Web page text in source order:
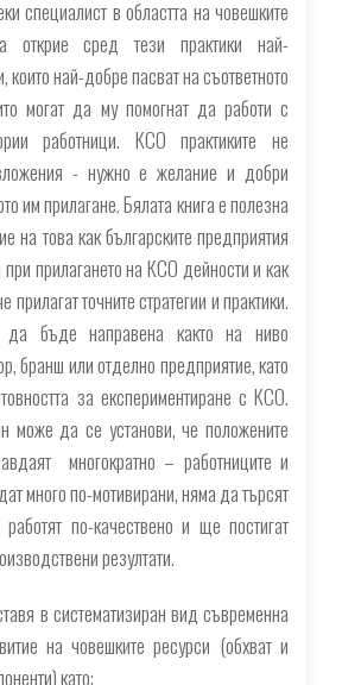
специалист в областта на човешките
открие сред тези практики най-
най-добре пасват на съответното
могат да му помогнат да работи с
работници. КСО практиките не
- нужно е желание и добри
им прилагане. Бялата книга е полезна
на това как българските предприятия
прилагането на КСО дейности и как
прилагат точните стратегии и практики.
да бъде направена както на ниво
бранш или отделно предприятие, като
за експериментиране с КСО.
може да се установи, че положените
многократно – работниците и
много по-мотивирани, няма да търсят
по-качествено и ще постигат
резултати.
в систематизиран вид съвременна
на човешките ресурси (обхват и
като: